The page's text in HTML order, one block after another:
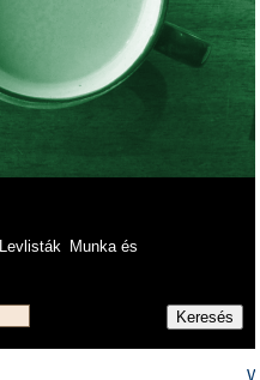
Levlisták
Munka és